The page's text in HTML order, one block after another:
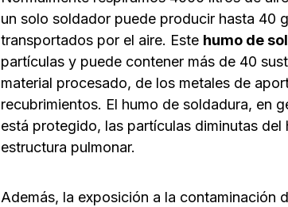
un solo soldador puede producir hasta 40
transportados por el aire. Este humo de
partículas y puede contener más de 40
material procesado, de los metales de
recubrimientos. El humo de soldadura, en
está protegido, las partículas diminutas
estructura pulmonar.
Además, la exposición a la contaminación